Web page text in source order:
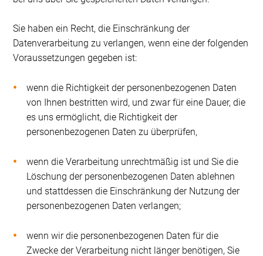
Sie haben ein Recht, die Einschränkung der
Datenverarbeitung zu verlangen, wenn eine der folgenden
Voraussetzungen gegeben ist:
wenn die Richtigkeit der personenbezogenen Daten
von Ihnen bestritten wird, und zwar für eine Dauer, die
es uns ermöglicht, die Richtigkeit der
personenbezogenen Daten zu überprüfen,
wenn die Verarbeitung unrechtmäßig ist und Sie die
Löschung der personenbezogenen Daten ablehnen
und stattdessen die Einschränkung der Nutzung der
personenbezogenen Daten verlangen;
wenn wir die personenbezogenen Daten für die
Zwecke der Verarbeitung nicht länger benötigen, Sie